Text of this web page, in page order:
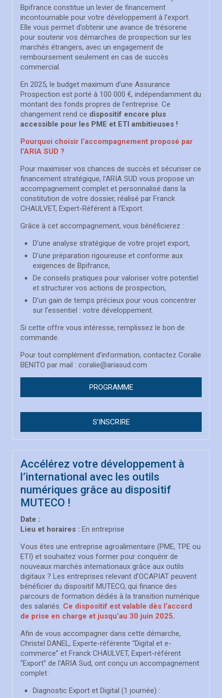
Bpifrance constitue un levier de financement
incontournable pour votre développement à l’export.
Elle vous permet d’obtenir une avance de trésorerie
pour soutenir vos démarches de prospection sur les
marchés étrangers, avec un engagement de
remboursement seulement en cas de succès
commercial.
En 2025, le budget maximum d’une Assurance
Prospection est porté à 100 000 €, indépendamment du
montant des fonds propres de l’entreprise. Ce
changement rend ce dispositif encore plus
accessible pour les PME et ETI ambitieuses !
Pourquoi choisir l’accompagnement proposé par
l’ARIA SUD ?
Pour maximiser vos chances de succès et sécuriser ce
financement stratégique, l’ARIA SUD vous propose un
accompagnement complet et personnalisé dans la
constitution de votre dossier, réalisé par Franck
CHAULVET, Expert-Référent à l’Export.
Grâce à cet accompagnement, vous bénéficierez :
D’une analyse stratégique de votre projet export,
D’une préparation rigoureuse et conforme aux
exigences de Bpifrance,
De conseils pratiques pour valoriser votre potentiel
et structurer vos actions de prospection,
D’un gain de temps précieux pour vous concentrer
sur l’essentiel : votre développement.
Si cette offre vous intéresse, remplissez le bon de
commande.
Pour tout complément d’information, contactez Coralie
BENITO par mail : coralie@ariasud.com
PROGRAMME
S’INSCRIRE
Accélérez votre développement à
l’international avec les outils
numériques grâce au dispositif
MUTECO !
Date :
Lieu et horaires : En entreprise
Vous êtes une entreprise agroalimentaire (PME, TPE ou
ETI) et souhaitez vous former pour conquérir de
nouveaux marchés internationaux grâce aux outils
digitaux ? Les entreprises relevant d’OCAPIAT peuvent
bénéficier du dispositif MUTECO, qui finance des
parcours de formation dédiés à la transition numérique
des salariés. Ce dispositif est valable dès l’accord
de prise en charge et jusqu’au 30 juin 2025.
Afin de vous accompagner dans cette démarche,
Christel DANEL, Experte-référente “Digital et e-
commerce” et Franck CHAULVET, Expert-référent
“Export” de l’ARIA Sud, ont conçu un accompagnement
complet :
Diagnostic Export et Digital (1 journée) :